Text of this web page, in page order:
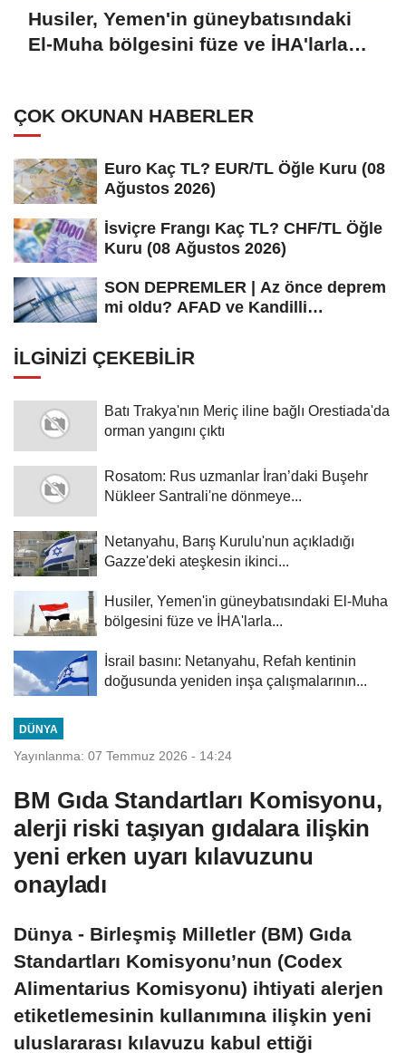
Husiler, Yemen'in güneybatısındaki
El-Muha bölgesini füze ve İHA'larla
ÇOK OKUNAN HABERLER
Euro Kaç TL? EUR/TL Öğle Kuru (08
Ağustos 2026)
İsviçre Frangı Kaç TL? CHF/TL Öğle
Kuru (08 Ağustos 2026)
SON DEPREMLER | Az önce deprem
mi oldu? AFAD ve Kandilli
İLGINIZI ÇEKEBILIR
Batı Trakya'nın Meriç iline bağlı Orestiada'da
orman yangını çıktı
Rosatom: Rus uzmanlar İran’daki Buşehr
Nükleer Santrali'ne dönmeye...
Netanyahu, Barış Kurulu'nun açıkladığı
Gazze'deki ateşkesin ikinci...
Husiler, Yemen'in güneybatısındaki El-Muha
bölgesini füze ve İHA'larla...
İsrail basını: Netanyahu, Refah kentinin
doğusunda yeniden inşa çalışmalarının...
DÜNYA
Yayınlanma: 07 Temmuz 2026 - 14:24
BM Gıda Standartları Komisyonu,
alerji riski taşıyan gıdalara ilişkin
yeni erken uyarı kılavuzunu
onayladı
Dünya - Birleşmiş Milletler (BM) Gıda
Standartları Komisyonu’nun (Codex
Alimentarius Komisyonu) ihtiyati alerjen
etiketlemesinin kullanımına ilişkin yeni
uluslararası kılavuzu kabul ettiği